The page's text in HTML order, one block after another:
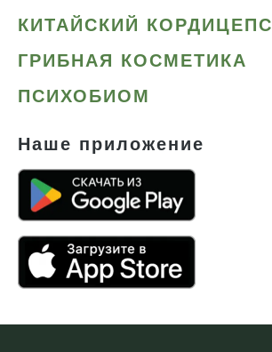
КИТАЙСКИЙ КОРДИЦЕПС
ГРИБНАЯ КОСМЕТИКА
ПСИХОБИОМ
Наше приложение